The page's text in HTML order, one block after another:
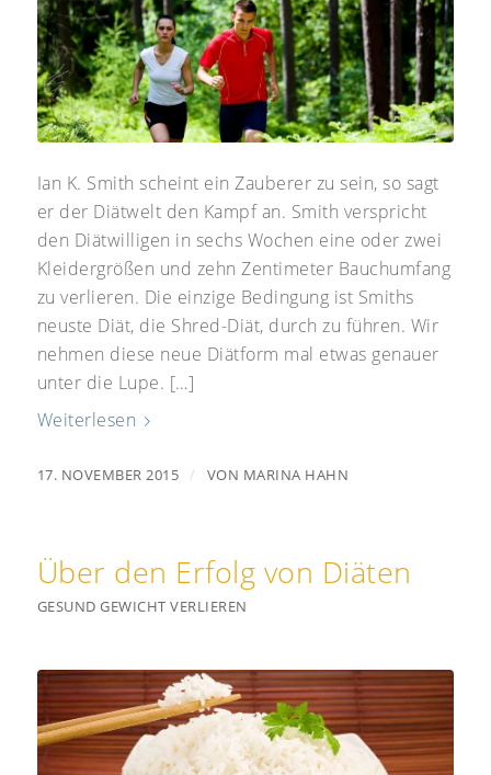
Ian K. Smith scheint ein Zauberer zu sein, so sagt
er der Diätwelt den Kampf an. Smith verspricht
den Diätwilligen in sechs Wochen eine oder zwei
Kleidergrößen und zehn Zentimeter Bauchumfang
zu verlieren. Die einzige Bedingung ist Smiths
neuste Diät, die Shred-Diät, durch zu führen. Wir
nehmen diese neue Diätform mal etwas genauer
unter die Lupe. […]
Weiterlesen
17. NOVEMBER 2015 / VON MARINA HAHN
Über den Erfolg von Diäten
GESUND GEWICHT VERLIEREN